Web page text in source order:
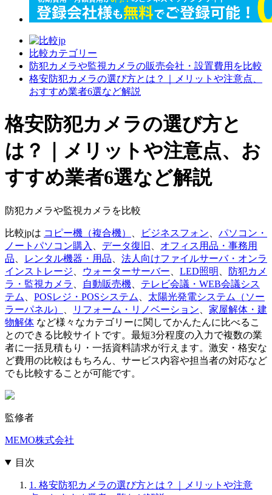
比較カテゴリー
防犯カメラや監視カメラの販売会社・設置費用を比較
格安防犯カメラの選び方とは？｜メリットや注意点、
おすすめ業者6選など解説
格安防犯カメラの選び方と
は？｜メリットや注意点、お
すすめ業者6選など解説
防犯カメラや監視カメラを比較
比較jpは コピー機（複合機） ビジネスフォン
パソコン・
ノートパソコン購入
データ復旧
オフィス用品・事務用
品
レンタル機器・用品
法人向けファイルサーバ・オンラ
インストレージ
ウォーターサーバー LED照明
防犯カメ
ラ・監視カメラ
自動販売機
テレビ会議・WEB会議シス
テム
POSレジ・POSシステム
太陽光発電システム（ソー
ラーパネル）
リフォーム・リノベーション
家屋解体・建
物解体 など様々なカテゴリーに関してかんたんに比べるこ
とのできる比較サイトです。最短3分程度の入力で複数の業
者に一括見積もり・一括資料請求が行えます。激安・格安な
ど費用の比較はもちろん、サービス内容や担当者の対応など
でも比較することが可能です。
監修者
MEMO株式会社
目次
1. 格安防犯カメラの選び方とは？｜メリットや注意